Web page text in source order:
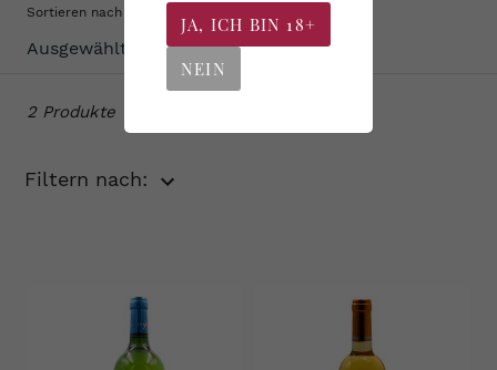
JA, ICH BIN 18+
NEIN
:
Sortieren nach
2 Produkte
Filtern nach: